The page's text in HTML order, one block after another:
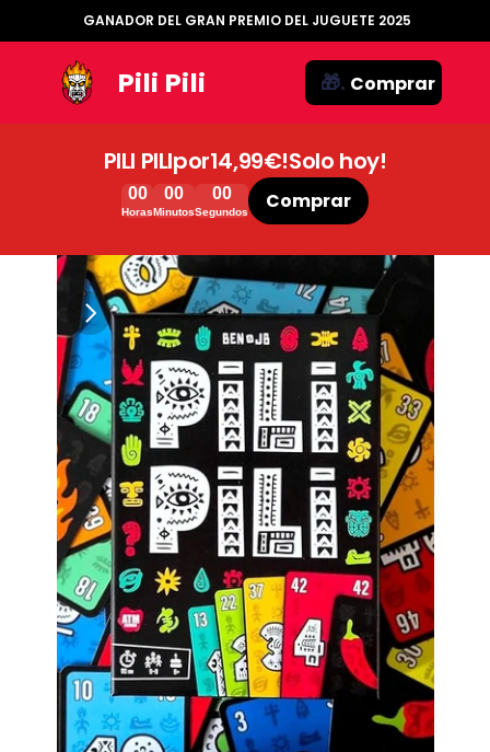
GANADOR DEL GRAN PREMIO DEL JUGUETE 2025
🎁. Comprar
Pili Pili
por Solo hoy!
PILI PILI 14,99€!
00
Horas
00
Minutos
00
Segundos Comprar